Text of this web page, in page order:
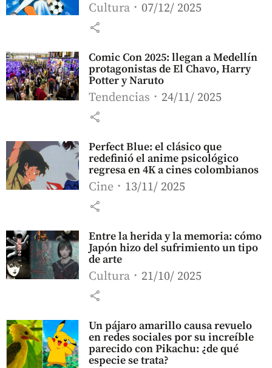
Cultura 07/12/ 2025
share
Comic Con 2025: llegan a Medellín
protagonistas de El Chavo, Harry
Potter y Naruto
Tendencias 24/11/ 2025
share
Perfect Blue: el clásico que
redefinió el anime psicológico
regresa en 4K a cines colombianos
Cine 13/11/ 2025
share
Entre la herida y la memoria: cómo
Japón hizo del sufrimiento un tipo
de arte
Cultura 21/10/ 2025
share
Un pájaro amarillo causa revuelo
en redes sociales por su increíble
parecido con Pikachu: ¿de qué
especie se trata?